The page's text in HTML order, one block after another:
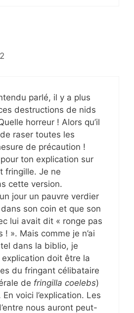
parlé, il y a plus
destructions de nids
horreur ! Alors qu’il
raser toutes les
de précaution !
ton explication sur
fringille. Je ne
cette version.
jour un pauvre verdier
son coin et que son
lui avait dit « ronge pas
». Mais comme je n’ai
dans la biblio, je
doit être la
du fringant célibataire
de fringilla coelebs)
voici l’explication. Les
nous auront peut-